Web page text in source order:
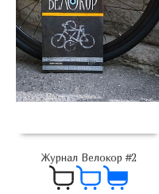
Журнал Велокор #2